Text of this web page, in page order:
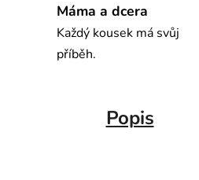
Máma a dcera
Každý kousek má svůj
příběh.
Popis